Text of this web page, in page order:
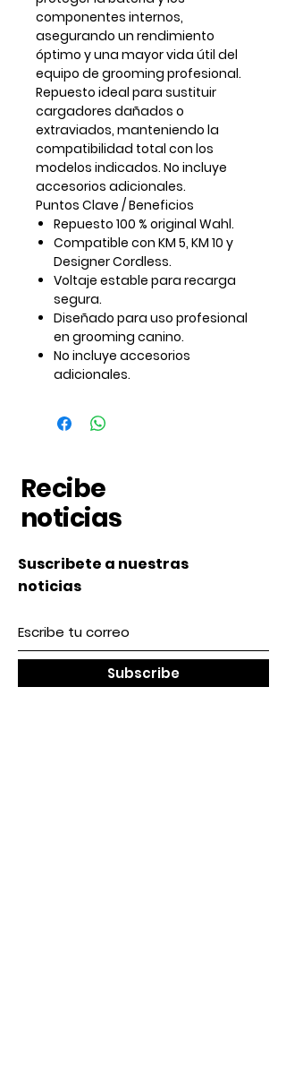
componentes internos,
asegurando un rendimiento
óptimo y una mayor vida útil del
equipo de grooming profesional.
Repuesto ideal para sustituir
cargadores dañados o
extraviados, manteniendo la
compatibilidad total con los
modelos indicados. No incluye
accesorios adicionales.
Puntos Clave / Beneficios
Repuesto 100 % original Wahl.
Compatible con KM 5, KM 10 y
Designer Cordless.
Voltaje estable para recarga
segura.
Diseñado para uso profesional
en grooming canino.
No incluye accesorios
adicionales.
Recibe
noticias
Suscribete a nuestras
noticias
Subscribe